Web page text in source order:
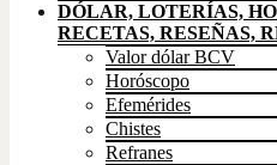
DÓLAR, LOTERÍAS,
RECETAS, RESEÑAS,
Valor dólar BCV
Horóscopo
Efemérides
Chistes
Refranes